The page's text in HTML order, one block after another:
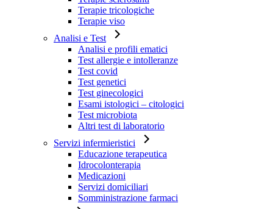
Terapie tricologiche
Terapie viso
Analisi e Test
Analisi e profili ematici
Test allergie e intolleranze
Test covid
Test genetici
Test ginecologici
Esami istologici – citologici
Test microbiota
Altri test di laboratorio
Servizi infermieristici
Educazione terapeutica
Idrocolonterapia
Medicazioni
Servizi domiciliari
Somministrazione farmaci